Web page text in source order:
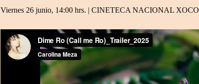
Viernes 26 junio, 14:00 hrs. | CINETECA NACIONAL XOCO